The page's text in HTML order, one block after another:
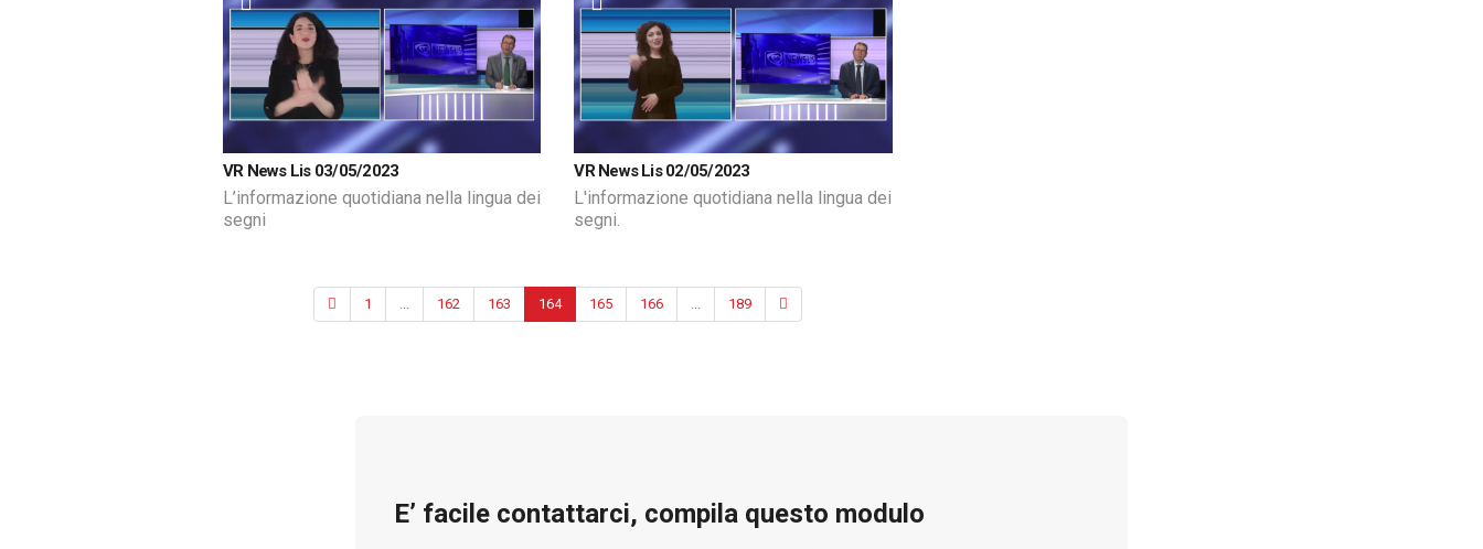
VR News Lis 03/05/2023
L’informazione quotidiana nella lingua dei
segni
VR News Lis 02/05/2023
L'informazione quotidiana nella lingua dei
segni.
1 162 163 164 165 166 189
E’ facile contattarci, compila questo modulo